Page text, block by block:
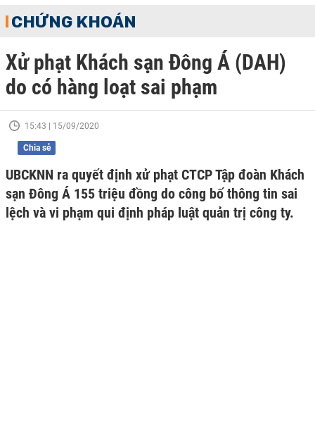
CHỨNG KHOÁN
Xử phạt Khách sạn Đông Á (DAH)
do có hàng loạt sai phạm
15:43 | 15/09/2020
Chia sẻ
UBCKNN ra quyết định xử phạt CTCP Tập đoàn Khách
sạn Đông Á 155 triệu đồng do công bố thông tin sai
lệch và vi phạm qui định pháp luật quản trị công ty.